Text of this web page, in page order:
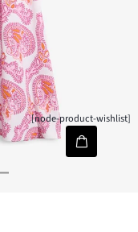
[node-product-wishlist]